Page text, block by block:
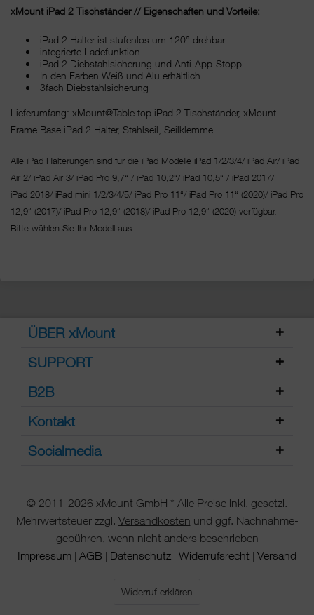
xMount iPad 2 Tischständer // Eigenschaften und Vorteile:
iPad 2 Halter ist stufenlos um 120° drehbar
integrierte Ladefunktion
iPad 2 Diebstahlsicherung und Anti-App-Stopp
In den Farben Weiß und Alu erhältlich
3fach Diebstahlsicherung
Lieferumfang: xMount@Table top iPad 2 Tischständer, xMount
Frame Base iPad 2 Halter, Stahlseil, Seilklemme
Alle iPad Halterungen sind für die iPad Modelle iPad 1/2/3/4/ iPad Air/ iPad
Air 2/ iPad Air 3/ iPad Pro 9,7“ / iPad 10,2“/ iPad 10,5“ / iPad 2017/
iPad 2018/ iPad mini 1/2/3/4/5/ iPad Pro 11“/ iPad Pro 11“ (2020)/ iPad Pro
12,9“ (2017)/ iPad Pro 12,9“ (2018)/ iPad Pro 12,9“ (2020) verfügbar.
Bitte wählen Sie Ihr Modell aus.
ÜBER xMount
SUPPORT
B2B
Kontakt
Socialmedia
© 2011-2026 xMount GmbH * Alle Preise inkl. gesetzl.
Mehrwertsteuer zzgl. Versandkosten und ggf. Nachnahme-
gebühren, wenn nicht anders beschrieben
Impressum | AGB | Datenschutz | Widerrufsrecht | Versand
Widerruf erklären